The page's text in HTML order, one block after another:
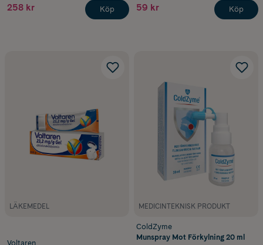
258 kr Köp 59 kr Köp
LÄKEMEDEL
Voltaren
MEDICINTEKNISK PRODUKT
ColdZyme
Munspray Mot Förkylning 20 ml